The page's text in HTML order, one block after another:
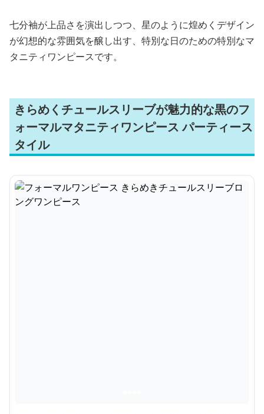
七分袖が上品さを演出しつつ、星のように煌めくデザイン
が幻想的な雰囲気を醸し出す、特別な日のための特別なマ
タニティワンピースです。
きらめくチュールスリーブが魅力的な黒のフ
ォーマルマタニティワンピース パーティース
タイル